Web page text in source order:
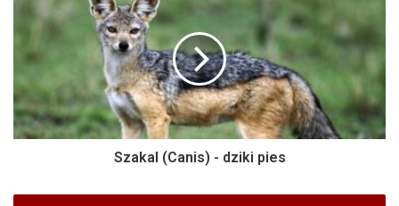
Szakal (Canis) - dziki pies